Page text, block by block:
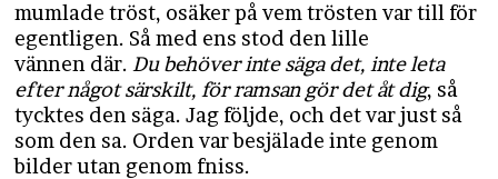
mumlade tröst, osäker på vem trösten var till för
egentligen. Så med ens stod den lille
vännen där. Du behöver inte säga det, inte leta
efter något särskilt, för ramsan gör det åt dig, så
tycktes den säga. Jag följde, och det var just så
som den sa. Orden var besjälade inte genom
bilder utan genom fniss.